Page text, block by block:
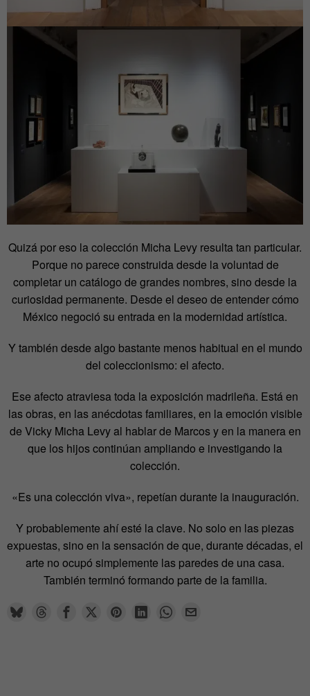
Quizá por eso la colección Micha Levy resulta tan particular.
Porque no parece construida desde la voluntad de
completar un catálogo de grandes nombres, sino desde la
curiosidad permanente. Desde el deseo de entender cómo
México negoció su entrada en la modernidad artística.
Y también desde algo bastante menos habitual en el mundo
del coleccionismo: el afecto.
Ese afecto atraviesa toda la exposición madrileña. Está en
las obras, en las anécdotas familiares, en la emoción visible
de Vicky Micha Levy al hablar de Marcos y en la manera en
que los hijos continúan ampliando e investigando la
colección.
«Es una colección viva», repetían durante la inauguración.
Y probablemente ahí esté la clave. No solo en las piezas
expuestas, sino en la sensación de que, durante décadas, el
arte no ocupó simplemente las paredes de una casa.
También terminó formando parte de la familia.